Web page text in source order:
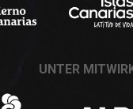
UNTER